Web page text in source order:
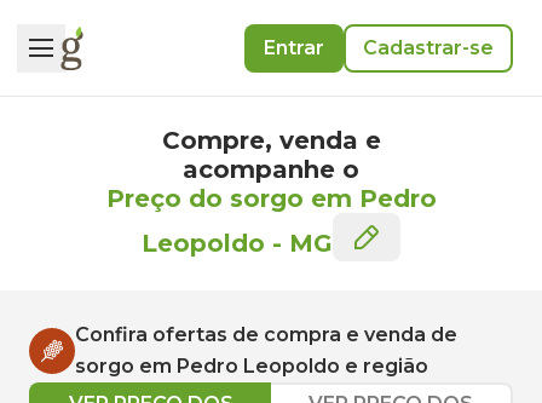
Entrar Cadastrar-se
Compre, venda e
acompanhe o
Preço do sorgo em Pedro
Leopoldo - MG
Confira ofertas de compra e venda de
sorgo em Pedro Leopoldo e região